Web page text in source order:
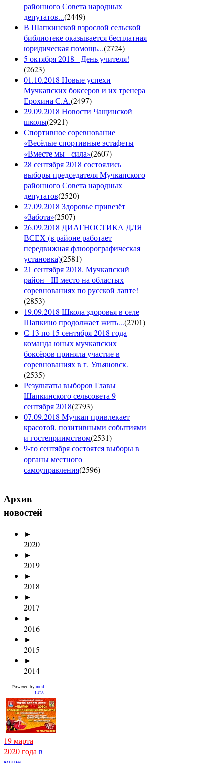
районного Совета народных
депутатов...(2449)
В Шапкинской взрослой сельской
библиотеке оказывается бесплатная
юридическая помощь...(2724)
5 октября 2018 - День учителя!
(2623)
01.10.2018 Новые успехи
Мучкапских боксеров и их тренера
Ерохина С.А.(2497)
29.09.2018 Новости Чащинской
школы(2921)
Спортивное соревнование
«Весёлые спортивные эстафеты
«Вместе мы - сила»(2607)
28 сентября 2018 состоялись
выборы председателя Мучкапского
районного Совета народных
депутатов(2520)
27.09.2018 Здоровье привезёт
«Забота»(2507)
26.09.2018 ДИАГНОСТИКА ДЛЯ
ВСЕХ (в районе работает
передвижная флюорографическая
установка)(2581)
21 сентября 2018. Мучкапский
район - III место на областых
соревнованиях по русской лапте!
(2853)
19.09.2018 Школа здоровья в селе
Шапкино продолжает жить...(2701)
С 13 по 15 сентября 2018 года
команда юных мучкапских
боксёров приняла участие в
соревнованиях в г. Ульяновск.
(2535)
Результаты выборов Главы
Шапкинского сельсовета 9
сентября 2018(2793)
07.09.2018 Мучкап привлекает
красотой, позитивными событиями
и гостеприимством(2531)
9-го сентября состоятся выборы в
органы местного
самоуправления(2596)
Архив
новостей
►
2020
►
2019
►
2018
►
2017
►
2016
►
2015
►
2014
Powered by mod
LCA
19 марта
2020 года в